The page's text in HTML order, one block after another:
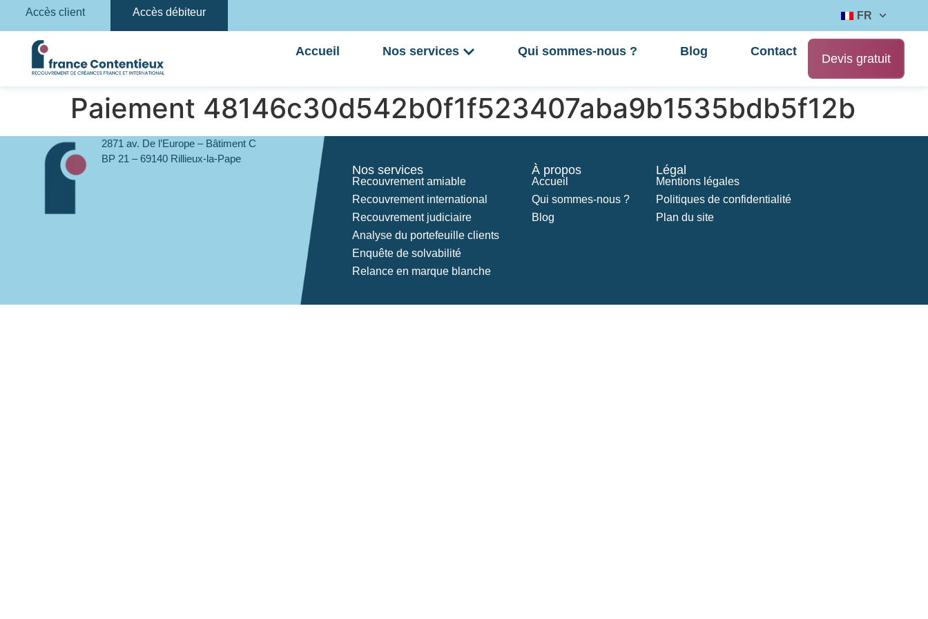
Accès client Accès débiteur FR
Accueil Nos services Qui sommes-nous ? Blog Contact
Devis gratuit
Paiement 48146c30d542b0f1f523407aba9b1535bdb5f12b
2871 av. De l’Europe – Bâtiment C
BP 21 – 69140 Rillieux-la-Pape
Nos services
Recouvrement amiable
Recouvrement international
Recouvrement judiciaire
Analyse du portefeuille clients
Enquête de solvabilité
Relance en marque blanche
À propos
Accueil
Qui sommes-nous ?
Blog
Légal
Mentions légales
Politiques de confidentialité
Plan du site